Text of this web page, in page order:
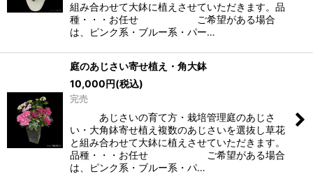
組み合わせて大鉢に植えさせていただきます。品
種・・・お任せ ご希望がある場合
は、ピンク系・ブルー系・パー…
庭のあじさい寄せ植え・角大鉢
10,000円(税込)
完売
あじさいの育て方・栽培管理庭のあじさ
い・大角鉢寄せ植え複数のあじさいを選抜し草花
と組み合わせて大鉢に植えさせていただきます。
品種・・・お任せ ご希望がある場合
は、ピンク系・ブルー系・パ…